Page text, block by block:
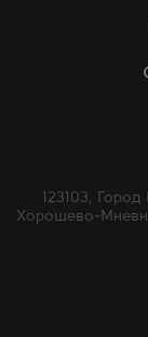
123103,
Хорошево-